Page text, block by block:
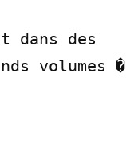
des
volumes �